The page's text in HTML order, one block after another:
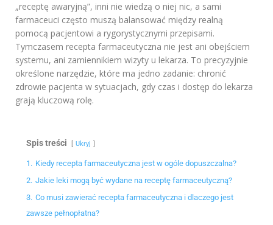
„receptę awaryjną”, inni nie wiedzą o niej nic, a sami
farmaceuci często muszą balansować między realną
pomocą pacjentowi a rygorystycznymi przepisami.
Tymczasem recepta farmaceutyczna nie jest ani obejściem
systemu, ani zamiennikiem wizyty u lekarza. To precyzyjnie
określone narzędzie, które ma jedno zadanie: chronić
zdrowie pacjenta w sytuacjach, gdy czas i dostęp do lekarza
grają kluczową rolę.
Spis treści Ukryj
1. Kiedy recepta farmaceutyczna jest w ogóle dopuszczalna?
2. Jakie leki mogą być wydane na receptę farmaceutyczną?
3. Co musi zawierać recepta farmaceutyczna i dlaczego jest
zawsze pełnopłatna?